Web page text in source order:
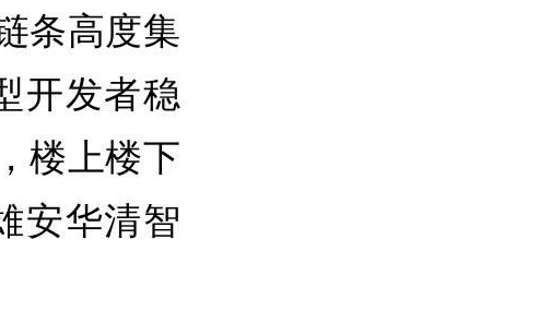
条高度集
开发者稳
楼上楼下
安华清智